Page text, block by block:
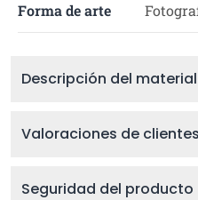
Forma de arte
Descripción del material
Valoraciones de clientes
Seguridad del producto